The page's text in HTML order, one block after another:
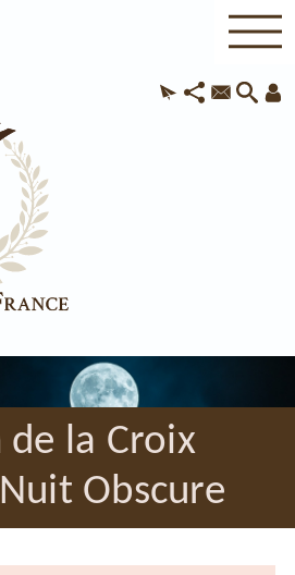
de la Croix
Obscure